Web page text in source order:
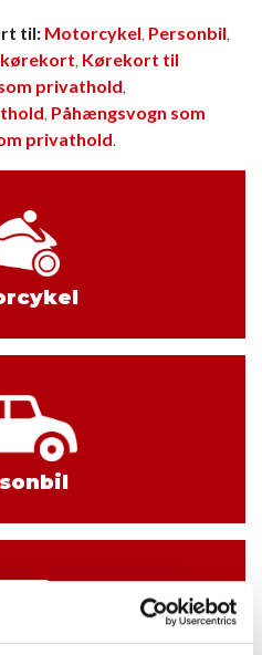
til: Motorcykel Personbil
kørekort Kørekort til
privathold
Påhængsvogn som
privathold